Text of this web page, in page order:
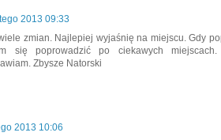
2013 09:33
zmian. Najlepiej wyjaśnię na miejscu. Gdy
się poprowadzić po ciekawych
Zbysze Natorski
2013 10:06